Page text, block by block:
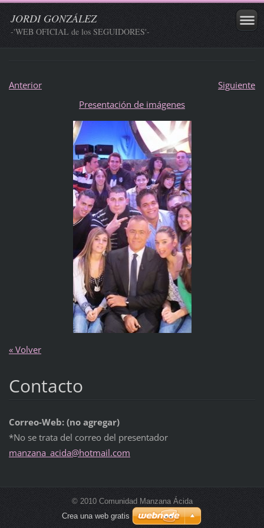
JORDI GONZÁLEZ
-'WEB OFICIAL de los SEGUIDORES'-
Anterior
Siguiente
Presentación de imágenes
« Volver
Contacto
Correo-Web: (no agregar)
*No se trata del correo del presentador
manzana_ acida@hotmail.com
© 2010 Comunidad Manzana Ácida
Crea una web gratis